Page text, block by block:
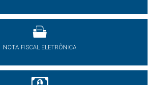
NOTA FISCAL ELETRÔNICA